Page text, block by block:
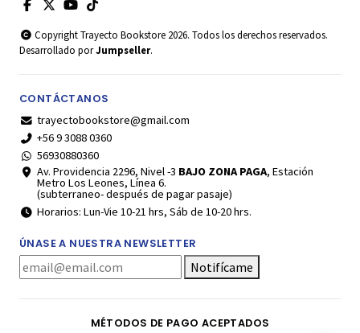
Copyright Trayecto Bookstore 2026. Todos los derechos reservados.
Desarrollado porJumpseller.
CONTÁCTANOS
trayectobookstore@gmail.com
+56 9 3088 0360
56930880360
Av. Providencia 2296, Nivel -3 BAJO ZONA PAGA, Estación
Metro Los Leones, Línea 6.
(subterraneo- después de pagar pasaje)
Horarios: Lun-Vie 10-21 hrs, Sáb de 10-20 hrs.
ÚNASE A NUESTRA NEWSLETTER
Notifícame
MÉTODOS DE PAGO ACEPTADOS